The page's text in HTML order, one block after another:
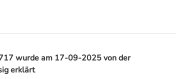
wurde am 17-09-2025 von der
erklärt